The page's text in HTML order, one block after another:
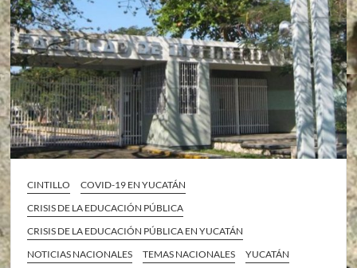
CINTILLO
COVID-19 EN YUCATÁN
CRISIS DE LA EDUCACIÓN PÚBLICA
CRISIS DE LA EDUCACIÓN PÚBLICA EN YUCATÁN
NOTICIAS NACIONALES
TEMAS NACIONALES YUCATÁN